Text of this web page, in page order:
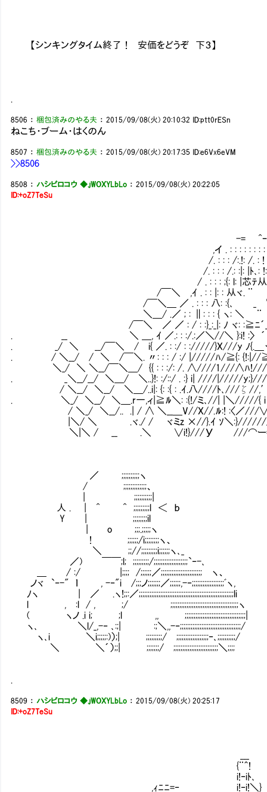
【シンキングタイム終了！ 安価をどうぞ 下３】
8506 ：梱包済みのやる夫 ：2015/09/08(火) 20:10:32 ID:ptt0rESn
ねこち・ブーム・はくのん
8507 ：梱包済みのやる夫 ：2015/09/08(火) 20:17:35 ID:e6Vx6eVM
>>8506
8508 ： ハシビロコウ ◆.jWOXYLbLo ：2015/09/08(火) 20:22:05
ID:+oZ7TeSu
-= ^ｰ
,イ . : : : : : : : : : . .
/. : : : /:.!: /. : ! : ﾍ:
/. : : : /.: :|: |ﾄ､: !:ヾ.
/ . : : : ;{: l: |芯ﾃ从ｿ-ﾙ':/ }! ――ミロ
/￣＼ ,ｲ . : : |: : 从ヾ. ¨ 乞
/￣＼＿ ／ . : : : 八: :{､ _ ' /ｲ:/.￣＼
＼＿/ .／ ; : ∥: : : { ヽ: ＼ ¨ .ｲ:
/￣＼ ／ ／ : / : :}_:_|: ﾉ ヾ: :≧ﾆ´_: |
. __ ＼ ＿, ｲ ／.: : :/.:／＼//＼ }:i! :〉 ´ V､
. _/ ＼ __/￣＼ / i{ ／. : :/ : ://///}X///y ﾉ{.＿
. / ＼__/ / ＼ /￣＼. 〃: : : / :/ |/////ﾊ/≧{: {!:|//
＼_/ ＼ ＼__/￣＼＿/ {{ : : :/: /. ∧////1///∧ﾊ!///.
. _＼__/__/ ＼＿/ ＼..}!: :/::/ . :} i| ////|/////y;}/// }!ヽ
/ ＼__/ ＼__/ ＼＿/..i|: {: :{ : .ｲ.八////ﾄ､///ζ//,′ｲ
. ＼_/ ＼__/ ＼＿.r一,ィ|≧ﾙ＼: :{!/ミ､//| |＼/////
/ ＼_/ ＼__/.. .| / ∧ ＼__＿V//X//.ﾙ:! :〈／///
|＼/ ＼ .ヾ./ / ヾミz ×//}.ｲ ｿ＼
＼|＼ / __ .＼ ∨i!}///У ///⌒ー
／ ;;;;;;;;;;ヽ
/ ;;;;;;;;;;;;;、
| ;;;;;;;;;;|
人 . | ^ ^ ;;;;;;;;;l ＜ ｂ
Y | ;;;;;;;;il
| o ;;;.;;;;;ヽ
! ;;;;;;/i;;;;;;;;ヽ、
＼ ;;//;;;;;;;;;i;;;;;;ヽ､_
／) ￣￣;l; ;;;;;;;;;/;;;;;;;;;;;;;;;;;;;`‐-､
＿ / :/ |;;;; /;;;;;;／;;;;;;;;;;;;;;;;;;;;;;; ヽ、
ノヾ `‐-" ｌ , -‐"i /;;;ノ;;;;;;;／;;;;;;,-‐;;;;;;;;;;;;;;;;;;ﾞヽ,
ﾉヽ | ／ .ヽ!;;:／;;;;;;;;;;;;;;;;;;;;;;;;;;;;;;;;;;;;;;;;;;;;;;;;;;;;;li
l , :l / , ;/ ;;;;;;;;;;;;;;;;;;;;;;;;;;;;;;;;;;;;;;ヽ
( ヽノ .i i; ;l ,, ;;;;;;;;;;;;;;;;;;;;;;;;;;;;;;;;;;|
ヽ､ ＼l/_,-‐ ､:;| :;＼,,-‐;;;;;;;;;;;;;;;;;;;;;;;;;;;;;;;;;;/
ヽ､i ＼i;;;;;:)）;| ;;;;;;;;;/ ;;;;;;;;;;;;;;;;;;‐､;;;;;;;;;;/
＼ ＼´）;;| ;;;;;;;/ ;;;;;;;;;;;;;;;;;;;;;;;;;＼;;;;
8509 ： ハシビロコウ ◆.jWOXYLbLo ：2015/09/08(火) 20:25:17
ID:+oZ7TeSu
{¨＾!
i!‐iﾄ､
,ｨﾆﾆ=‐ i!‐i!＼}